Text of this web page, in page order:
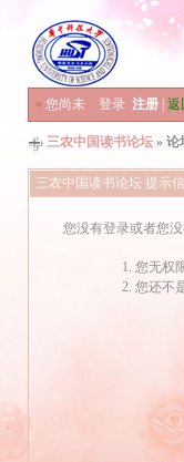
» 您尚未 登录 注册 返
三农中国读书论坛 » 论
三农中国读书论坛 提示
您没有登录或者您
您无权
您还不